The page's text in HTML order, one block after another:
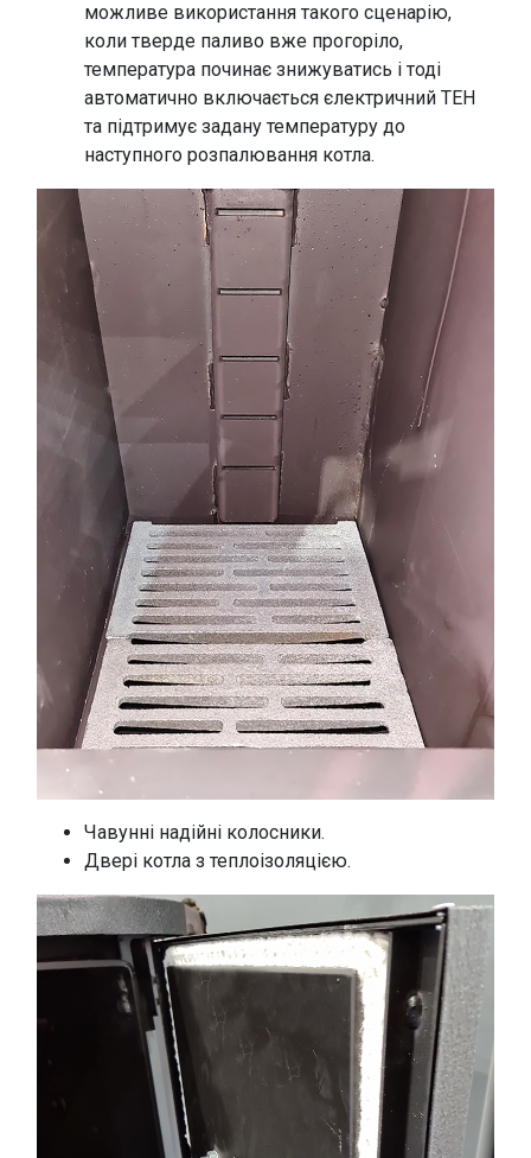
можливе використання такого сценарію,
коли тверде паливо вже прогоріло,
температура починає знижуватись і тоді
автоматично включається єлектричний ТЕН
та підтримує задану температуру до
наступного розпалювання котла.
Чавунні надійні колосники.
Двері котла з теплоізоляцією.